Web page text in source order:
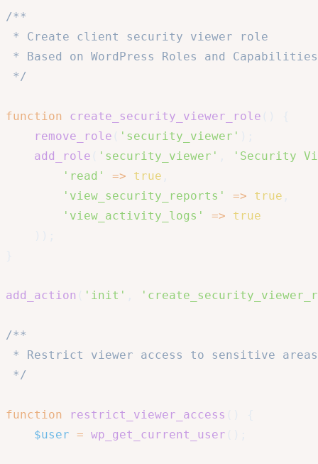
/**
* Create client security viewer role
* Based on WordPress Roles and
*/
function create_security_viewer_role
remove_role
'security_viewer'
add_role
'security_viewer'
'Security
'read'
=> true
'view_security_reports'
=> true
'view_activity_logs'
=>
true
add_action 'init'
/**
* Restrict viewer access to sensitive areas
*/
function restrict_viewer_access
$user = wp_get_current_user